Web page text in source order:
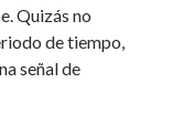
Quizás no
de tiempo,
señal de